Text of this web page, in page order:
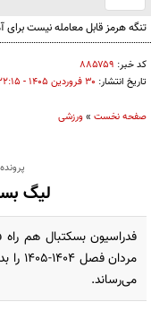
و
تنگه هرمز قابل معامله نیست برای
کد خبر: ۸۸۵۷۵۹
تاریخ انتشار: ۳۰ فروردين ۱۴۰۵ - ۲۲:۱۵
صفحه نخست »ورزشی
لیگ
فدراسیون بسکتبال هم راه
می‌رساند.